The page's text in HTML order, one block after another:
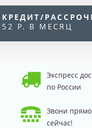
Р. В МЕСЯЦ
Экспресс
по России
Звони прямо
сейчас!